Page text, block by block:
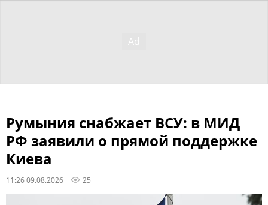
Румыния снабжает ВСУ: в МИД
РФ заявили о прямой поддержке
Киева
11:26 09.08.2026 25